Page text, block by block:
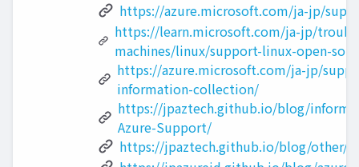
https://azure.microsoft.com/ja-jp/
https://learn.microsoft.com/ja-jp/
machines/linux/support-linux-open-
https://azure.microsoft.com/ja-jp/
information-collection/
https://jpaztech.github.io/blog/
Azure-Support/
https://jpaztech.github.io/blog/other/